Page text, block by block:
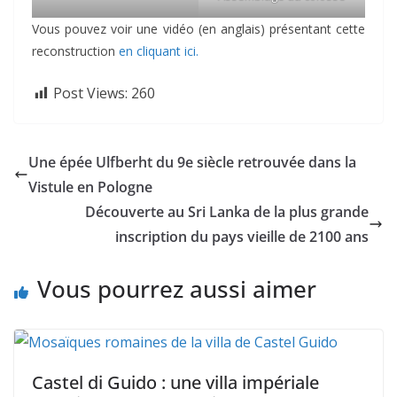
Vous pouvez voir une vidéo (en anglais) présentant cette
reconstruction en cliquant ici.
Post Views: 260
Une épée Ulfberht du 9e siècle retrouvée dans la
Vistule en Pologne
Découverte au Sri Lanka de la plus grande
inscription du pays vieille de 2100 ans
Vous pourrez aussi aimer
Castel di Guido : une villa impériale